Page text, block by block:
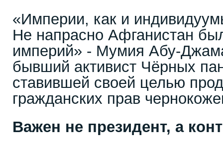
«Империи, как и
Не напрасно Афганистан
империй» - Мумия Абу-
бывший активист Чёрных
ставившей своей целью
гражданских прав
Важен не президент, а